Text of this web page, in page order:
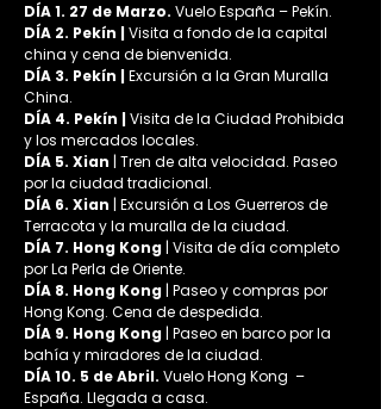
DÍA 1. 27 de Marzo. Vuelo España – Pekín.
DÍA 2. Pekín | Visita a fondo de la capital
china y cena de bienvenida.
DÍA 3. Pekín | Excursión a la Gran Muralla
China.
DÍA 4. Pekín | Visita de la Ciudad Prohibida
y los mercados locales.
DÍA 5. Xian | Tren de alta velocidad. Paseo
por la ciudad tradicional.
DÍA 6. Xian | Excursión a Los Guerreros de
Terracota y la muralla de la ciudad.
DÍA 7. Hong Kong | Visita de día completo
por La Perla de Oriente.
DÍA 8. Hong Kong | Paseo y compras por
Hong Kong. Cena de despedida.
DÍA 9. Hong Kong | Paseo en barco por la
bahía y miradores de la ciudad.
DÍA 10. 5 de Abril. Vuelo Hong Kong  –
España. Llegada a casa.